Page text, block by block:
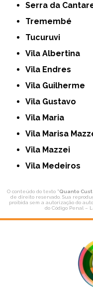
Serra da
Tremembé
Tucuruvi
Vila Albertina
Vila Endres
Vila Guilherme
Vila Gustavo
Vila Maria
Vila Marisa
Vila Mazzei
Vila Medeiros
O conteúdo do texto "Quanto
de direito reservado. Sua
proibida sem a autorização do
do Código Penal –